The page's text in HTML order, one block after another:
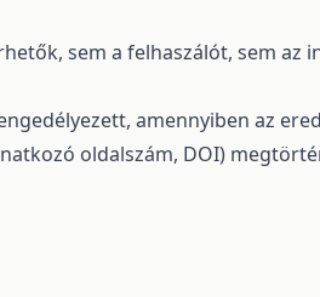
sem a felhaszálót, sem az
amennyiben az
oldalszám, DOI)